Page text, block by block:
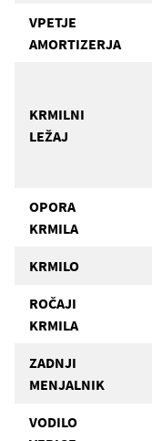
VPETJE
AMORTIZERJA
KRMILNI
LEŽAJ
OPORA
KRMILA
KRMILO
ROČAJI
KRMILA
ZADNJI
MENJALNIK
VODILO